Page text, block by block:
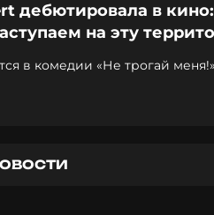
дебютировала в
на эту
в комедии «Не трогай меня!»